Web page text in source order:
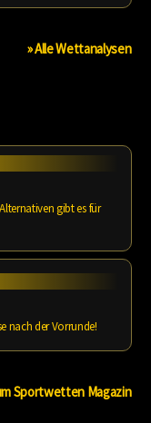
» Alle Wettanalysen
gibt es für
nach der Vorrunde!
Sportwetten Magazin